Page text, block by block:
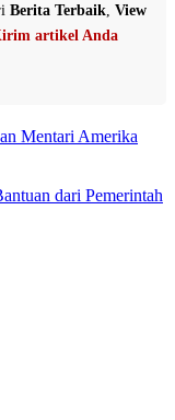
Berita Terbaik View
artikel Anda
Mentari Amerika
dari Pemerintah